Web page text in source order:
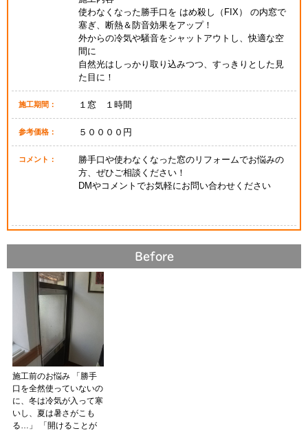
使わなくなった勝手口を はめ殺し（FIX） の内窓で
塞ぎ、断熱＆防音効果をアップ！
外からの冷気や騒音をシャットアウトし、快適な空
間に
自然光はしっかり取り込みつつ、すっきりとした見
た目に！
施工期間： １窓 １時間
参考価格： ５００００円
コメント：
勝手口や使わなくなった窓のリフォームでお悩みの
方、ぜひご相談ください！
DMやコメントでお気軽にお問い合わせください
Before
施工前のお悩み 「勝手
口を全然使っていないの
に、冬は冷気が入って寒
いし、夏は暑さがこも
る…」 「開けることが